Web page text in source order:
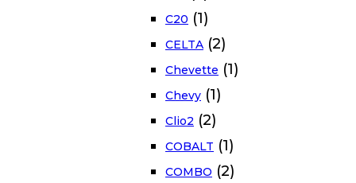
C20 (1)
CELTA (2)
Chevette (1)
Chevy (1)
Clio2 (2)
COBALT (1)
COMBO (2)